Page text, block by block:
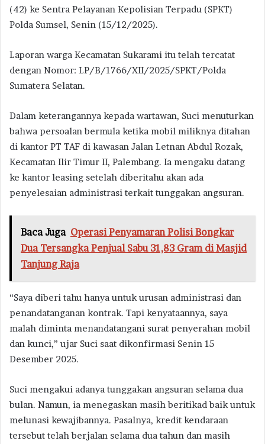
(42) ke Sentra Pelayanan Kepolisian Terpadu (SPKT)
Polda Sumsel, Senin (15/12/2025).
Laporan warga Kecamatan Sukarami itu telah tercatat
dengan Nomor: LP/B/1766/XII/2025/SPKT/Polda
Sumatera Selatan.
Dalam keterangannya kepada wartawan, Suci menuturkan
bahwa persoalan bermula ketika mobil miliknya ditahan
di kantor PT TAF di kawasan Jalan Letnan Abdul Rozak,
Kecamatan Ilir Timur II, Palembang. Ia mengaku datang
ke kantor leasing setelah diberitahu akan ada
penyelesaian administrasi terkait tunggakan angsuran.
Baca Juga Operasi Penyamaran Polisi Bongkar
Dua Tersangka Penjual Sabu 31,83 Gram di Masjid
Tanjung Raja
“Saya diberi tahu hanya untuk urusan administrasi dan
penandatanganan kontrak. Tapi kenyataannya, saya
malah diminta menandatangani surat penyerahan mobil
dan kunci,” ujar Suci saat dikonfirmasi Senin 15
Desember 2025.
Suci mengakui adanya tunggakan angsuran selama dua
bulan. Namun, ia menegaskan masih beritikad baik untuk
melunasi kewajibannya. Pasalnya, kredit kendaraan
tersebut telah berjalan selama dua tahun dan masih